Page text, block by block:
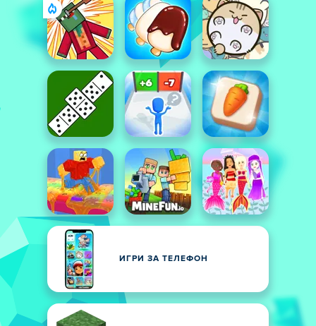
ИГРИ ЗА ТЕЛЕФОН